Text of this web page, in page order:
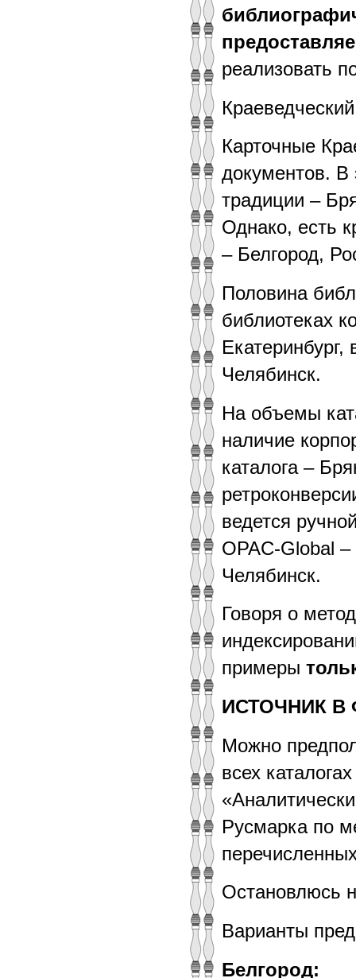
реализовать
Карточные
документов. В
традиции –
Однако, есть
– Белгород,
Половина
библиотеках
Челябинск.
На объемы
наличие
каталога –
ведется
OPAC-Global
Челябинск.
Говоря о
примеры
ИСТОЧНИК В
Можно
всех
Русмарка по
Остановлюсь
Варианты
Белгород: